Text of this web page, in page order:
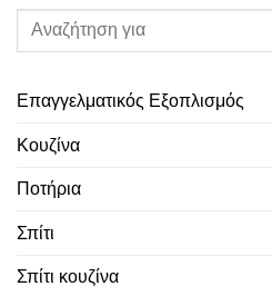
Επαγγελματικός Εξοπλισμός
Κουζίνα
Ποτήρια
Σπίτι
Σπίτι κουζίνα